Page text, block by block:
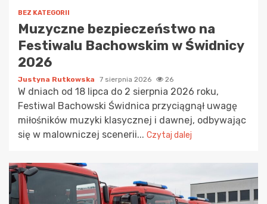
BEZ KATEGORII
Muzyczne bezpieczeństwo na
Festiwalu Bachowskim w Świdnicy
2026
Justyna Rutkowska 7 sierpnia 2026 26
W dniach od 18 lipca do 2 sierpnia 2026 roku,
Festiwal Bachowski Świdnica przyciągnął uwagę
miłośników muzyki klasycznej i dawnej, odbywając
się w malowniczej scenerii... Czytaj dalej